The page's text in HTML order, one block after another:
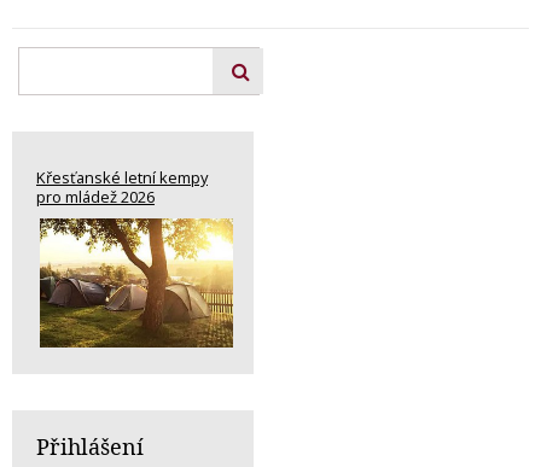
Křesťanské letní kempy
pro mládež 2026
Přihlášení